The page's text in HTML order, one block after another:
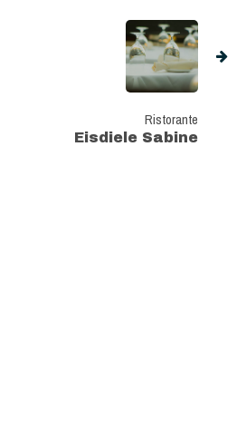
Ristorante
Eisdiele Sabine